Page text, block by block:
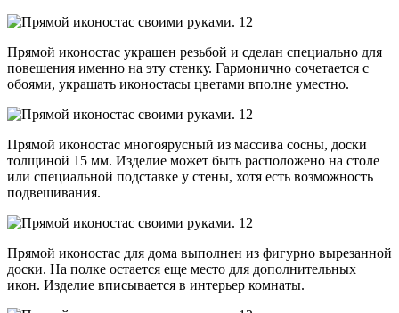
Прямой иконостас украшен резьбой и сделан специально для
повешения именно на эту стенку. Гармонично сочетается с
обоями, украшать иконостасы цветами вполне уместно.
Прямой иконостас многоярусный из массива сосны, доски
толщиной 15 мм. Изделие может быть расположено на столе
или специальной подставке у стены, хотя есть возможность
подвешивания.
Прямой иконостас для дома выполнен из фигурно вырезанной
доски. На полке остается еще место для дополнительных
икон. Изделие вписывается в интерьер комнаты.